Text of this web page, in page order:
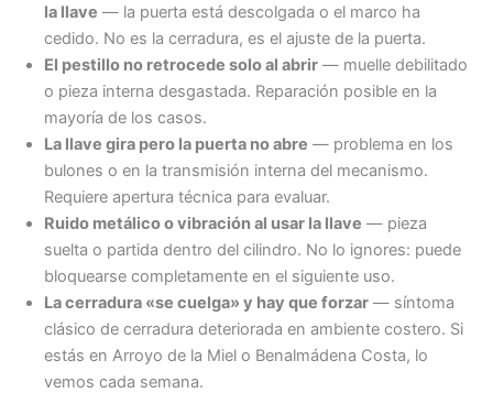
la llave — la puerta está descolgada o el marco ha
cedido. No es la cerradura, es el ajuste de la puerta.
El pestillo no retrocede solo al abrir — muelle debilitado
o pieza interna desgastada. Reparación posible en la
mayoría de los casos.
La llave gira pero la puerta no abre — problema en los
bulones o en la transmisión interna del mecanismo.
Requiere apertura técnica para evaluar.
Ruido metálico o vibración al usar la llave — pieza
suelta o partida dentro del cilindro. No lo ignores: puede
bloquearse completamente en el siguiente uso.
La cerradura «se cuelga» y hay que forzar — síntoma
clásico de cerradura deteriorada en ambiente costero. Si
estás en Arroyo de la Miel o Benalmádena Costa, lo
vemos cada semana.